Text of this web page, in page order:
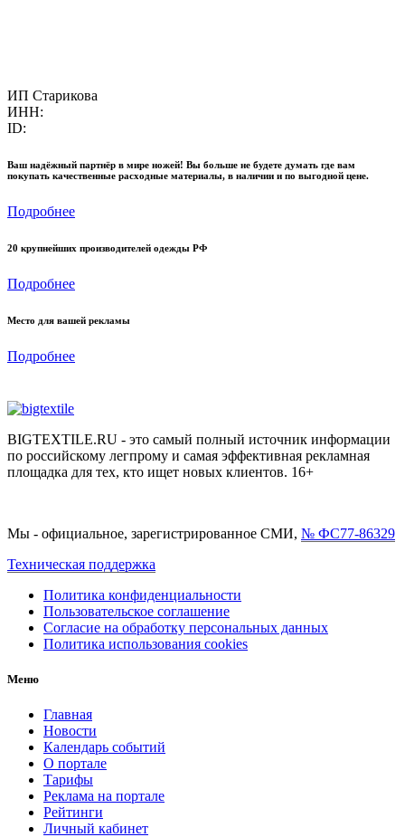
ИП Старикова
ИНН:
ID:
Ваш надёжный партнёр в мире ножей! Вы больше не будете думать где вам
покупать качественные расходные материалы, в наличии и по выгодной цене.
Подробнее
20 крупнейших производителей одежды РФ
Подробнее
Место для вашей рекламы
Подробнее
BIGTEXTILE.RU - это самый полный источник информации
по российскому легпрому и самая эффективная рекламная
площадка для тех, кто ищет новых клиентов. 16+
Мы - официальное, зарегистрированное СМИ, № ФС77-86329
Техническая поддержка
Политика конфиденциальности
Пользовательское соглашение
Согласие на обработку персональных данных
Политика использования cookies
Меню
Главная
Новости
Календарь событий
О портале
Тарифы
Реклама на портале
Рейтинги
Личный кабинет